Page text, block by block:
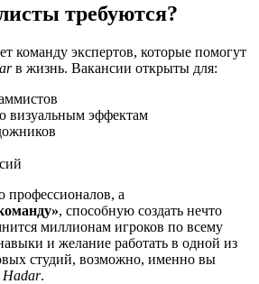
требуются?
команду экспертов, которые помогут
в жизнь. Вакансии открыты для:
визуальным эффектам
профессионалов, а
, способную создать нечто
миллионам игроков по всему
и желание работать в одной из
студий, возможно, именно вы
Hadar.